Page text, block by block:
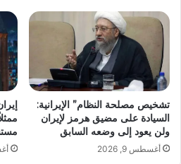
تشخيص مصلحة النظام” الإيرانية:
السيادة على مضيق هرمز لإيران
ولن يعود إلى وضعه السابق
أغسطس 9, 2026